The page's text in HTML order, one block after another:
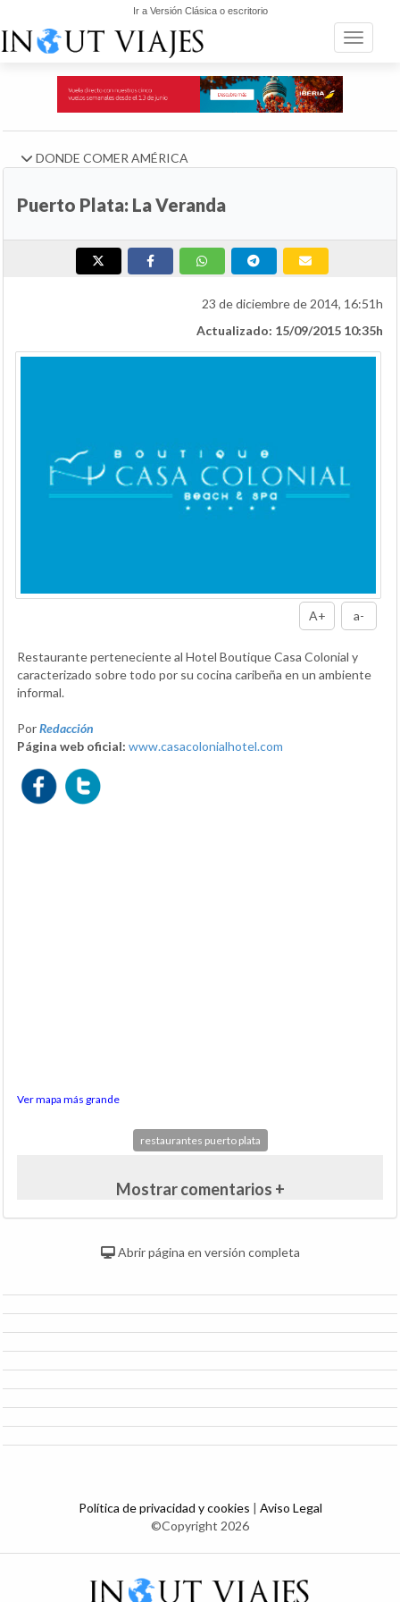
Ir a Versión Clásica o escritorio
Toggle
DONDE COMER AMÉRICA
Puerto Plata: La Veranda
23 de diciembre de 2014, 16:51h
Actualizado: 15/09/2015 10:35h
A+ a-
Restaurante perteneciente al Hotel Boutique Casa Colonial y
caracterizado sobre todo por su cocina caribeña en un ambiente
informal.
PorRedacción
Página web oficial: www.casacolonialhotel.com
Ver mapa más grande
restaurantes puerto plata
Mostrar comentarios +
Abrir página en versión completa
Política de privacidad y cookies | Aviso Legal
©Copyright 2026